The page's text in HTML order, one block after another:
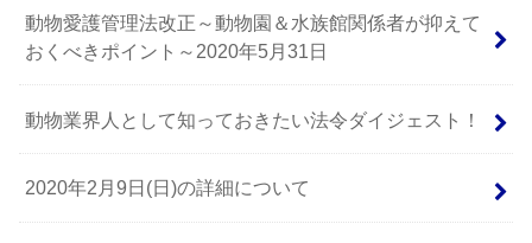
動物愛護管理法改正～動物園＆水族館関係者が抑えて
おくべきポイント～2020年5月31日
動物業界人として知っておきたい法令ダイジェスト！
2020年2月9日(日)の詳細について